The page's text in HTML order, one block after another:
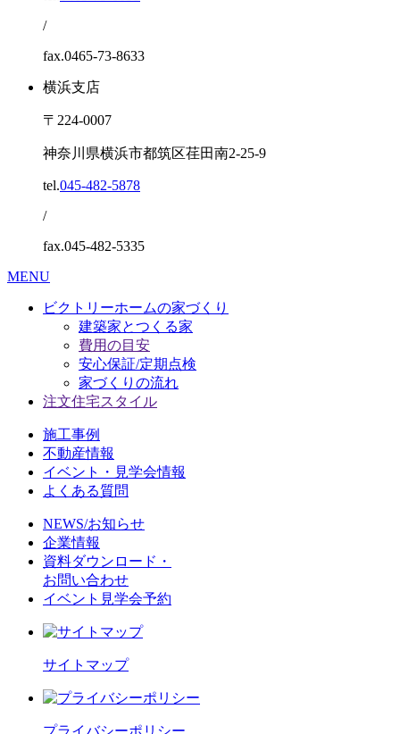
/
fax.0465-73-8633
横浜支店
〒224-0007
神奈川県横浜市都筑区荏田南2-25-9
tel.045-482-5878
/
fax.045-482-5335
MENU
ビクトリーホームの家づくり
建築家とつくる家
費用の目安
安心保証/定期点検
家づくりの流れ
注文住宅スタイル
施工事例
不動産情報
イベント・見学会情報
よくある質問
NEWS/お知らせ
企業情報
資料ダウンロード・
お問い合わせ
イベント見学会予約
サイトマップ